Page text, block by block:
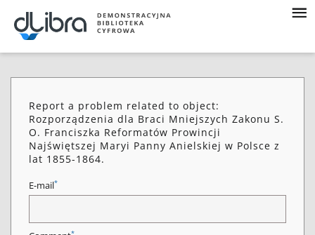
Report a problem related to object:
Rozporządzenia dla Braci Mniejszych Zakonu S.
O. Franciszka Reformatów Prowincji
Najświętszej Maryi Panny Anielskiej w Polsce z
lat 1855-1864.
E-mail*